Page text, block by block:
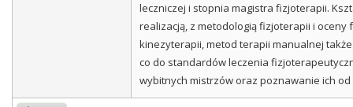
leczniczej i stopnia magistra fizjoterapii.
realizacją, z metodologią fizjoterapii i
kinezyterapii, metod terapii manualnej
co do standardów leczenia
wybitnych mistrzów oraz poznawanie ich